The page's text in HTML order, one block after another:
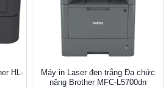
HL-
Máy in Laser đen trắng Đa chức
năng Brother MFC-L5700dn